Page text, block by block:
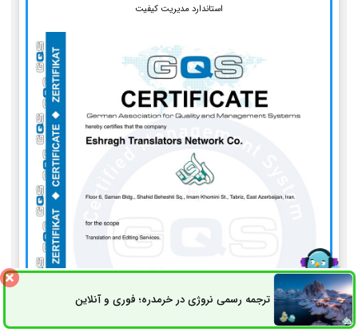
استاندارد مدیریت کیفیت
ترجمه رسمی نروژی در خرمدره؛ فوری و آنلاینثبت سفارش راه های ارتباطی